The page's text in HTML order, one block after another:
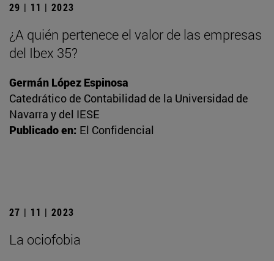
29 | 11 | 2023
¿A quién pertenece el valor de las empresas
del Ibex 35?
Germán López Espinosa
Catedrático de Contabilidad de la Universidad de
Navarra y del IESE
Publicado en: El Confidencial
27 | 11 | 2023
La ociofobia